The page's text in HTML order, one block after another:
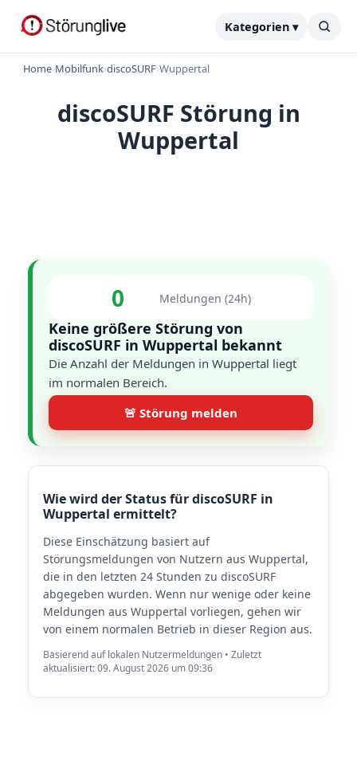
Kategorien ▾
Home›Mobilfunk›discoSURF›Wuppertal
discoSURF Störung in
Wuppertal
0 Meldungen (24h)
Keine größere Störung von
discoSURF in Wuppertal bekannt
Die Anzahl der Meldungen in Wuppertal liegt
im normalen Bereich.
🚨 Störung melden
Wie wird der Status für discoSURF in
Wuppertal ermittelt?
Diese Einschätzung basiert auf
Störungsmeldungen von Nutzern aus Wuppertal,
die in den letzten 24 Stunden zu discoSURF
abgegeben wurden. Wenn nur wenige oder keine
Meldungen aus Wuppertal vorliegen, gehen wir
von einem normalen Betrieb in dieser Region aus.
Basierend auf lokalen Nutzermeldungen • Zuletzt
aktualisiert: 09. August 2026 um 09:36